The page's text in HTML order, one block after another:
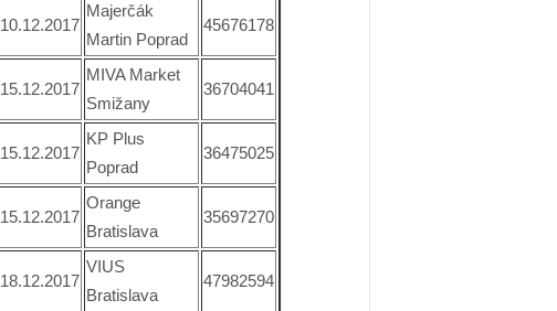
10.12.2017
Majerčák
Martin Poprad
45676178
15.12.2017
MIVA Market
Smižany
36704041
15.12.2017
KP Plus
Poprad
36475025
15.12.2017
Orange
Bratislava
35697270
18.12.2017
VIUS
Bratislava
47982594